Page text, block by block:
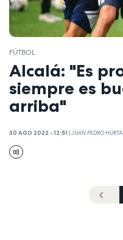
FÚTBOL
Alcalá: "Es
siempre es
arriba"
30 AGO 2022 - 12:51 |JUAN PEDRO